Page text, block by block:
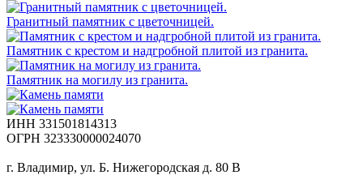
Гранитный памятник с цветочницей.
Памятник с крестом и надгробной плитой из гранита.
Памятник на могилу из гранита.
ИНН 331501814313
ОГРН 323330000024070
г. Владимир, ул. Б. Нижегородская д. 80 В